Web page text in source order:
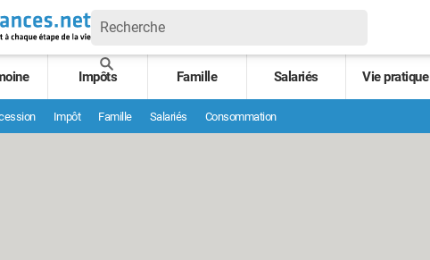
Impôts Famille Salariés Vie pratique
Impôt Famille Salariés Consommation